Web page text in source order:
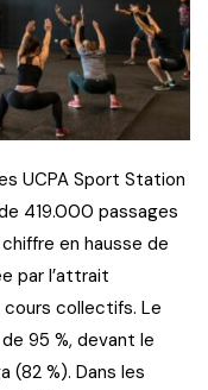
UCPA Sport Station
419.000 passages
en hausse de
par l’attrait
collectifs. Le
95 %, devant le
(82 %). Dans les